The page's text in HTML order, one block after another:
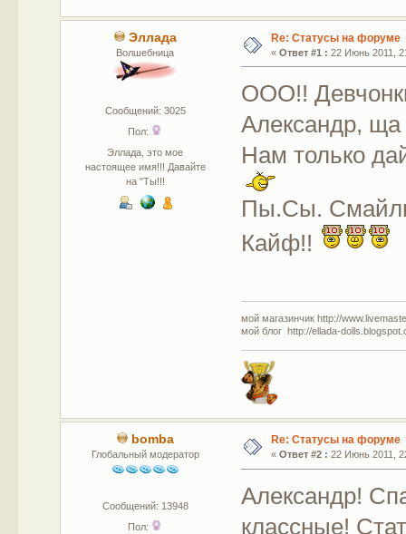
Эллада
Волшебница
Сообщений: 3025
Пол:
Эллада, это мое
настоящее имя!!! Давайте
на "Ты!!!
Re: Статусы на форуме
« Ответ #1 : 22 Июнь 2011,
ООО!!
Александр, ща
Нам только
Пы.Сы.
Кайф!!
мой магазинчик http://
мой блог http://ellada-
bomba
Глобальный модератор
Сообщений: 13948
Пол:
Re: Статусы на форуме
« Ответ #2 : 22 Июнь 2011,
Александр!
классные!